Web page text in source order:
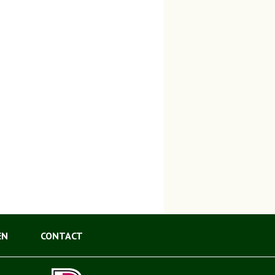
CONTACT